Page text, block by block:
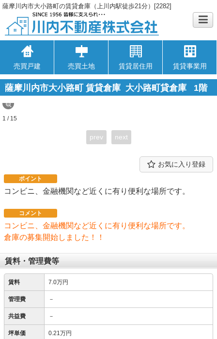
薩摩川内市大小路町の賃貸倉庫（上川内駅徒歩21分）[2282]
売買戸建 売買土地 賃貸居住用 賃貸事業用
薩摩川内市大小路町 賃貸倉庫 大小路町貸倉庫 1階
1 / 15
prev next
お気に入り登録
ポイント
コンビニ、金融機関など近くに有り便利な場所です。
コメント
コンビニ、金融機関など近くに有り便利な場所です。
倉庫の募集開始しました！！
賃料・管理費等
賃料 7.0万円
管理費 －
共益費 －
坪単価 0.21万円